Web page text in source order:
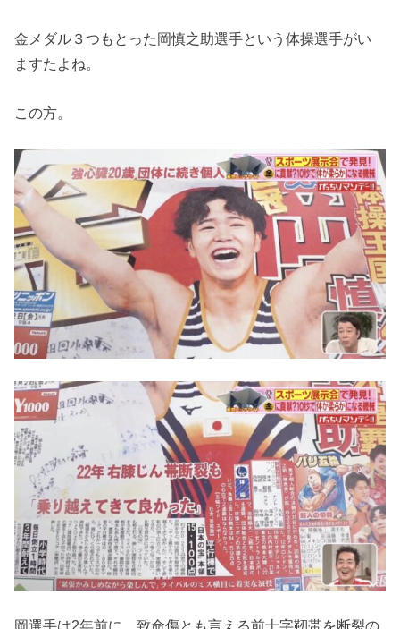
金メダル３つもとった岡慎之助選手という体操選手がい
ますたよね。
この方。
岡選手は2年前に、致命傷とも言える前十字靭帯を断裂の